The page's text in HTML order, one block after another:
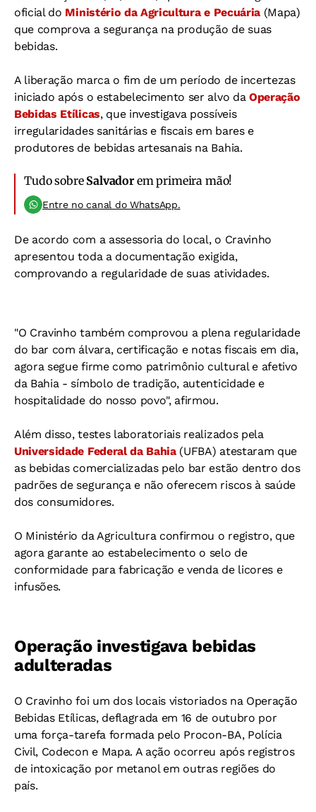
oficial do Ministério da Agricultura e Pecuária(Mapa)
que comprova a segurança na produção de suas
bebidas.
A liberação marca o fim de um período de incertezas
iniciado após o estabelecimento ser alvo da Operação
Bebidas Etílicas, que investigava possíveis
irregularidades sanitárias e fiscais em bares e
produtores de bebidas artesanais na Bahia.
Tudo sobre Salvadorem primeira mão!
Entre no canal do WhatsApp.
De acordo com a assessoria do local, o Cravinho
apresentou toda a documentação exigida,
comprovando a regularidade de suas atividades.
"O Cravinho também comprovou a plena regularidade
do bar com álvara, certificação e notas fiscais em dia,
agora segue firme como patrimônio cultural e afetivo
da Bahia - símbolo de tradição, autenticidade e
hospitalidade do nosso povo", afirmou.
Além disso, testes laboratoriais realizados pela
Universidade Federal da Bahia(UFBA) atestaram que
as bebidas comercializadas pelo bar estão dentro dos
padrões de segurança e não oferecem riscos à saúde
dos consumidores.
O Ministério da Agricultura confirmou o registro, que
agora garante ao estabelecimento o selo de
conformidade para fabricação e venda de licores e
infusões.
Operação investigava bebidas
adulteradas
O Cravinho foi um dos locais vistoriados na Operação
Bebidas Etílicas, deflagrada em 16 de outubro por
uma força-tarefa formada pelo Procon-BA, Polícia
Civil, Codecon e Mapa. A ação ocorreu após registros
de intoxicação por metanol em outras regiões do
país.